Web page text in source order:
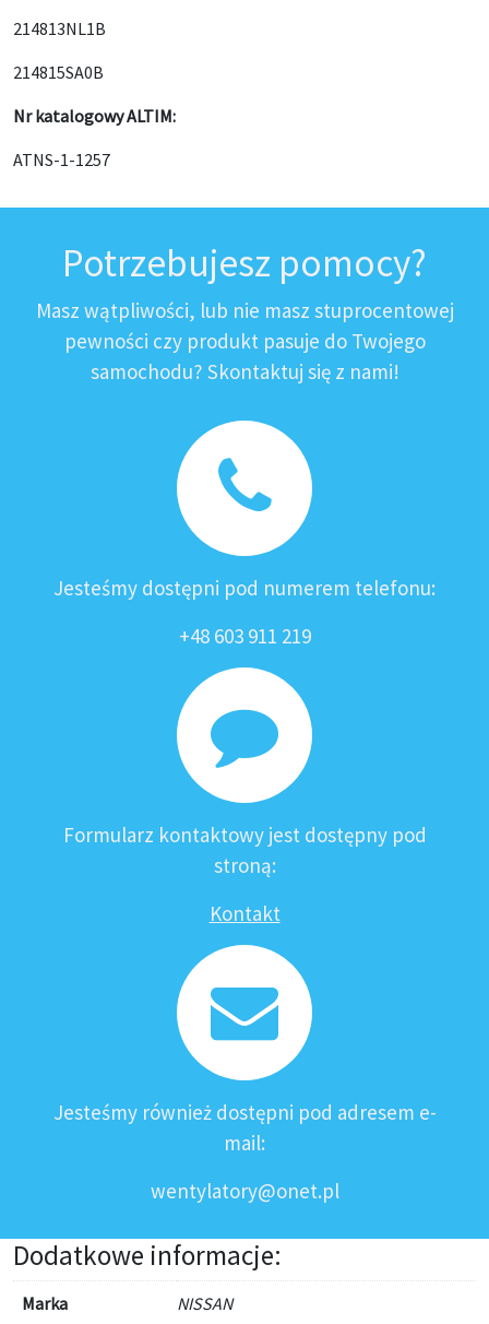
214813NL1B
214815SA0B
Nr katalogowy ALTIM:
ATNS-1-1257
Potrzebujesz pomocy?
Masz wątpliwości, lub nie masz stuprocentowej
pewności czy produkt pasuje do Twojego
samochodu? Skontaktuj się z nami!
Jesteśmy dostępni pod numerem telefonu:
+48 603 911 219
Formularz kontaktowy jest dostępny pod
stroną:
Kontakt
Jesteśmy również dostępni pod adresem e-
mail:
wentylatory@onet.pl
Dodatkowe informacje:
Marka NISSAN